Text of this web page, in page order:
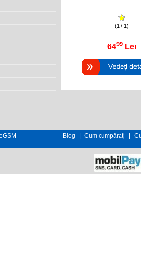
(1 / 1)
6499 Lei
Blog Cum cumpăraţi